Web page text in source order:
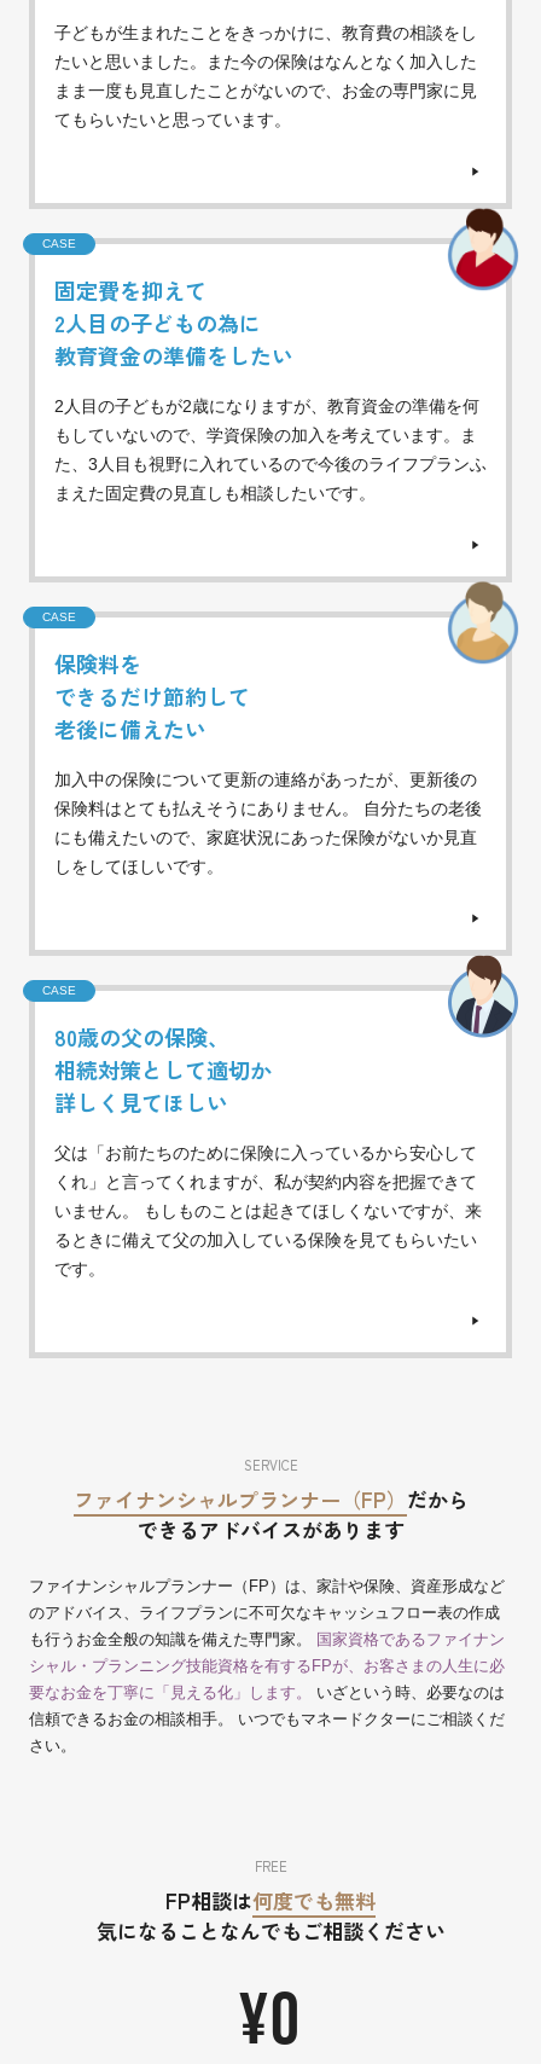
子どもが生まれたことをきっかけに、教育費の相談をし
たいと思いました。また今の保険はなんとなく加入した
まま一度も見直したことがないので、お金の専門家に見
てもらいたいと思っています。
CASE
固定費を抑えて
2人目の子どもの為に
教育資金の準備をしたい
2人目の子どもが2歳になりますが、教育資金の準備を何
もしていないので、学資保険の加入を考えています。ま
た、3人目も視野に入れているので今後のライフプランふ
まえた固定費の見直しも相談したいです。
CASE
保険料を
できるだけ節約して
老後に備えたい
加入中の保険について更新の連絡があったが、更新後の
保険料はとても払えそうにありません。 自分たちの老後
にも備えたいので、家庭状況にあった保険がないか見直
しをしてほしいです。
CASE
80歳の父の保険、
相続対策として適切か
詳しく見てほしい
父は「お前たちのために保険に入っているから安心して
くれ」と言ってくれますが、私が契約内容を把握できて
いません。 もしものことは起きてほしくないですが、来
るときに備えて父の加入している保険を見てもらいたい
です。
SERVICE
ファイナンシャルプランナー（FP） だから
できるアドバイスがあります
ファイナンシャルプランナー（FP）は、家計や保険、資産形成など
のアドバイス、ライフプランに不可欠なキャッシュフロー表の作成
も行うお金全般の知識を備えた専門家。
国家資格であるファイナン
シャル・プランニング技能資格を有するFPが、お客さまの人生に必
要なお金を丁寧に「見える化」します。
いざという時、必要なのは
信頼できるお金の相談相手。 いつでもマネードクターにご相談くだ
さい。
FREE
FP相談は何度でも無料
気になることなんでもご相談ください
¥0